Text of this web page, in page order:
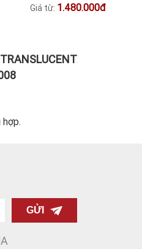
Giá từ: 1.480.000đ
GỬI